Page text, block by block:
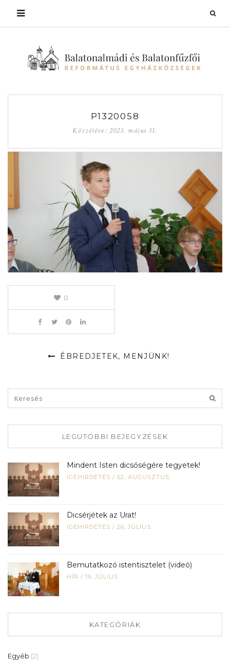
P1320058
Közzétéve: 2023. május 31.
0
ÉBREDJETEK, MENJÜNK!
LEGUTÓBBI BEJEGYZÉSEK
Mindent Isten dicsőségére tegyetek!
IGEHIRDETÉS / 02, AUGUSZTUS
Dicsérjétek az Urat!
IGEHIRDETÉS / 26, JÚLIUS
Bemutatkozó istentisztelet (videó)
HÍR / 19, JÚLIUS
KATEGÓRIÁK
Egyéb (2)